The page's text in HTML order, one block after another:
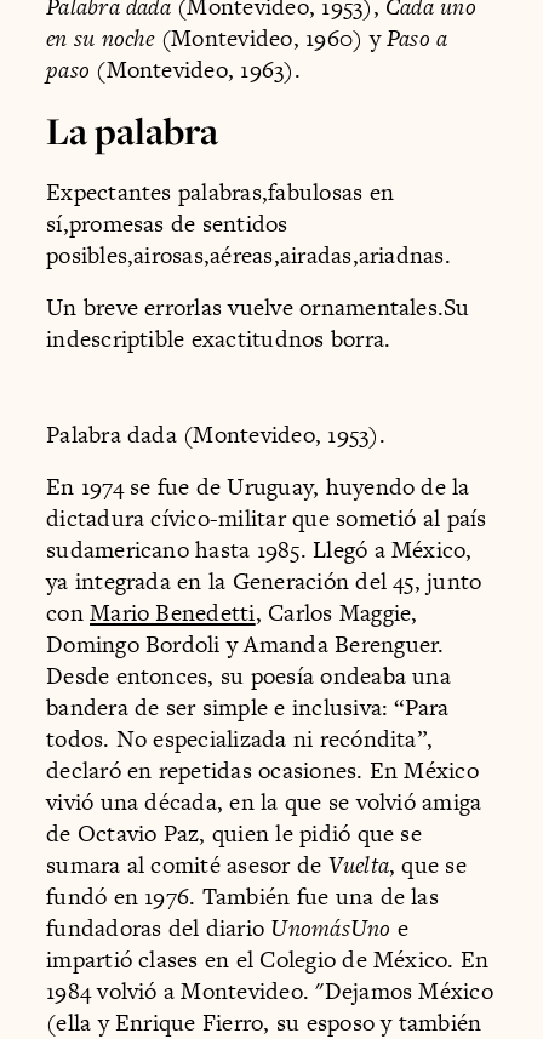
Palabra dada(Montevideo, 1953), Cada uno
en su noche(Montevideo, 1960) yPaso a
paso (Montevideo, 1963).
La palabra
Expectantes palabras,fabulosas en
sí,promesas de sentidos
posibles,airosas,aéreas,airadas,ariadnas.
Un breve errorlas vuelve ornamentales.Su
indescriptible exactitudnos borra.
Palabra dada (Montevideo, 1953).
En 1974 se fue de Uruguay, huyendo de la
dictadura cívico-militar que sometió al país
sudamericano hasta 1985. Llegó a México,
ya integrada en la Generación del 45, junto
conMario Benedetti, Carlos Maggie,
Domingo Bordoli y Amanda Berenguer.
Desde entonces, su poesía ondeaba una
bandera de ser simple e inclusiva: “Para
todos. No especializada ni recóndita”,
declaró en repetidas ocasiones. En México
vivió una década, en la que se volvió amiga
de Octavio Paz, quien le pidió que se
sumara al comité asesor de Vuelta, que se
fundó en 1976. También fue una de las
fundadoras del diario UnomásUno e
impartió clases en el Colegio de México. En
1984 volvió a Montevideo. "Dejamos México
(ella y Enrique Fierro, su esposo y también